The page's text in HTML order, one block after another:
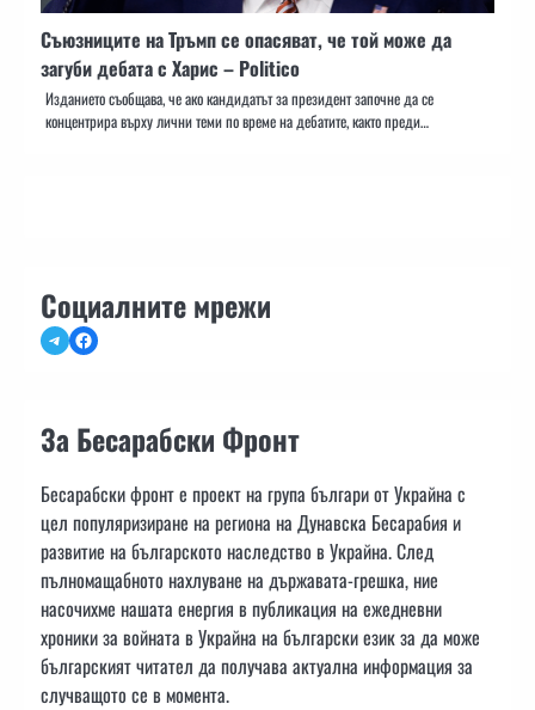
Съюзниците на Тръмп се опасяват, че той може да
загуби дебата с Харис – Politico
Изданието съобщава, че ако кандидатът за президент започне да се
концентрира върху лични теми по време на дебатите, както преди…
Социалните мрежи
TelegramFacebook
За Бесарабски Фронт
Бесарабски фронт е проект на група българи от Украйна с
цел популяризиране на региона на Дунавска Бесарабия и
развитие на българското наследство в Украйна. След
пълномащабното нахлуване на държавата-грешка, ние
насочихме нашата енергия в публикация на ежедневни
хроники за войната в Украйна на български език за да може
българският читател да получава актуална информация за
случващото се в момента.